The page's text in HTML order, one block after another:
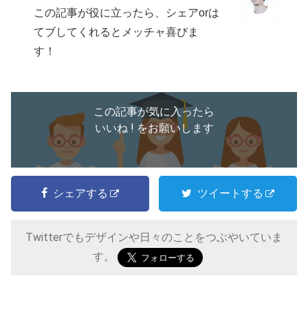
この記事が役に立ったら、シェアorは
てブしてくれるとメッチャ喜びま
す！
この記事が気に入ったら
いいね ! をお願いします
シェアする ツイートする
Twitterでもデザインや日々のことをつぶやいていま
す。